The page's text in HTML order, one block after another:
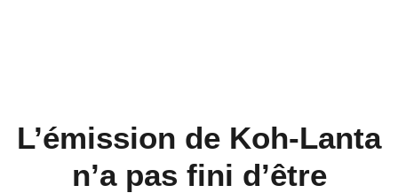
L’émission de Koh-Lanta
n’a pas fini d’être